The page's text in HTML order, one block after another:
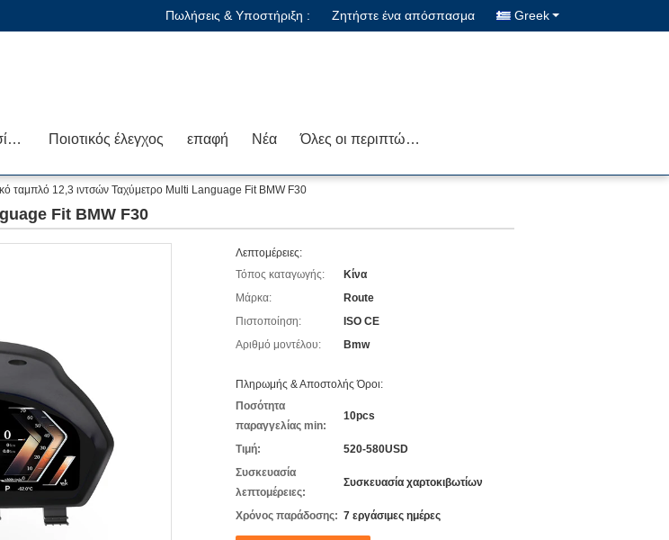
Πωλήσεις & Υποστήριξη : Ζητήστε ένα απόσπασμα Greek
Γύρος εργοστασίων Ποιοτικός έλεγχος επαφή Νέα Όλες οι περιπτώσεις
ταμπλό 12,3 ιντσών Ταχύμετρο Multi Language Fit BMW F30
Fit BMW F30
Λεπτομέρειες:
Τόπος καταγωγής:
Κίνα
Μάρκα:
Route
Πιστοποίηση:
ISO CE
Αριθμό μοντέλου:
Bmw
Πληρωμής & Αποστολής Όροι:
Ποσότητα
παραγγελίας min:
10pcs
Τιμή:
520-580USD
Συσκευασία
λεπτομέρειες:
Συσκευασία χαρτοκιβωτίων
Χρόνος παράδοσης: 7 εργάσιμες ημέρες